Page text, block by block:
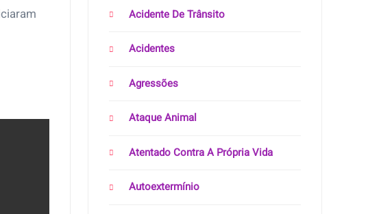
Acidente De Trânsito
Acidentes
Agressões
Ataque Animal
Atentado Contra A Própria Vida
Autoextermínio